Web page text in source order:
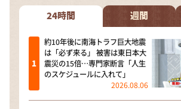
朝だ！生です旅サラダ
教えて！ニュースライブ 正義のミカタ
ＬＩＦＥ～夢のカタチ～
新婚さんいらっしゃい！
ポツンと一軒家
24時間 週間
約10年後に南海トラフ巨大地震
は「必ず来る」 被害は東日本大
震災の15倍…専門家断言「人生
のスケジュールに入れて」
2026.08.06